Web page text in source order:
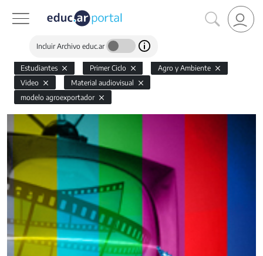
Incluir Archivo educ.ar
Estudiantes Primer Ciclo
Agro y Ambiente
Video
Material audiovisual
modelo agroexportador